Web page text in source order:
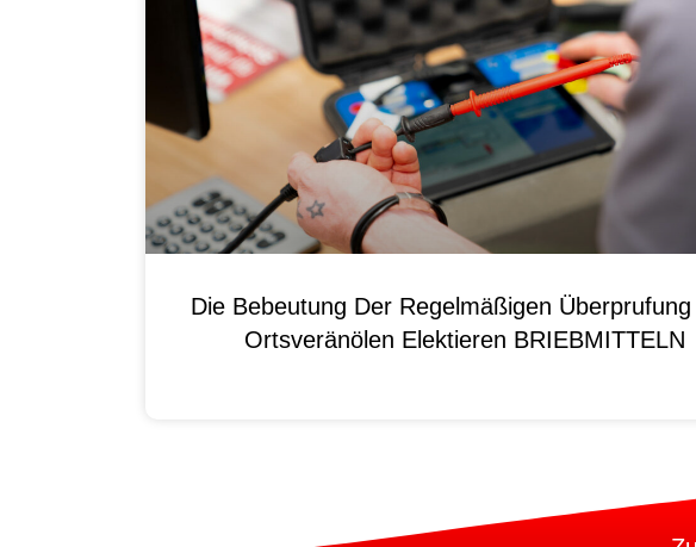
Die Bebeutung Der Regelmäßigen Überprufung
Ortsveränölen Elektieren BRIEBMITTELN